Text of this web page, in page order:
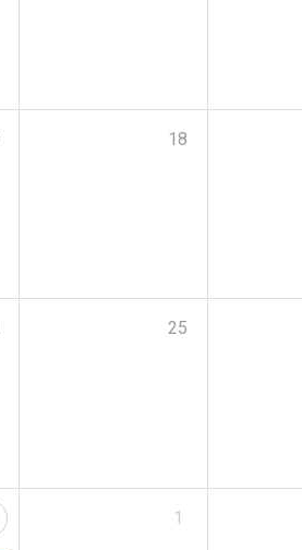
18
25
1